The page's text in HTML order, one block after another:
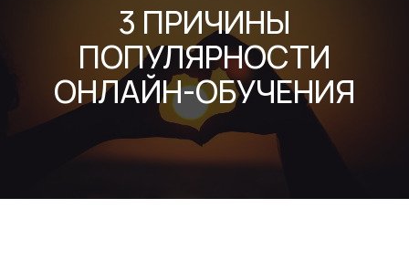
3 ПРИЧИНЫ
ПОПУЛЯРНОСТИ
ОНЛАЙН-ОБУЧЕНИЯ